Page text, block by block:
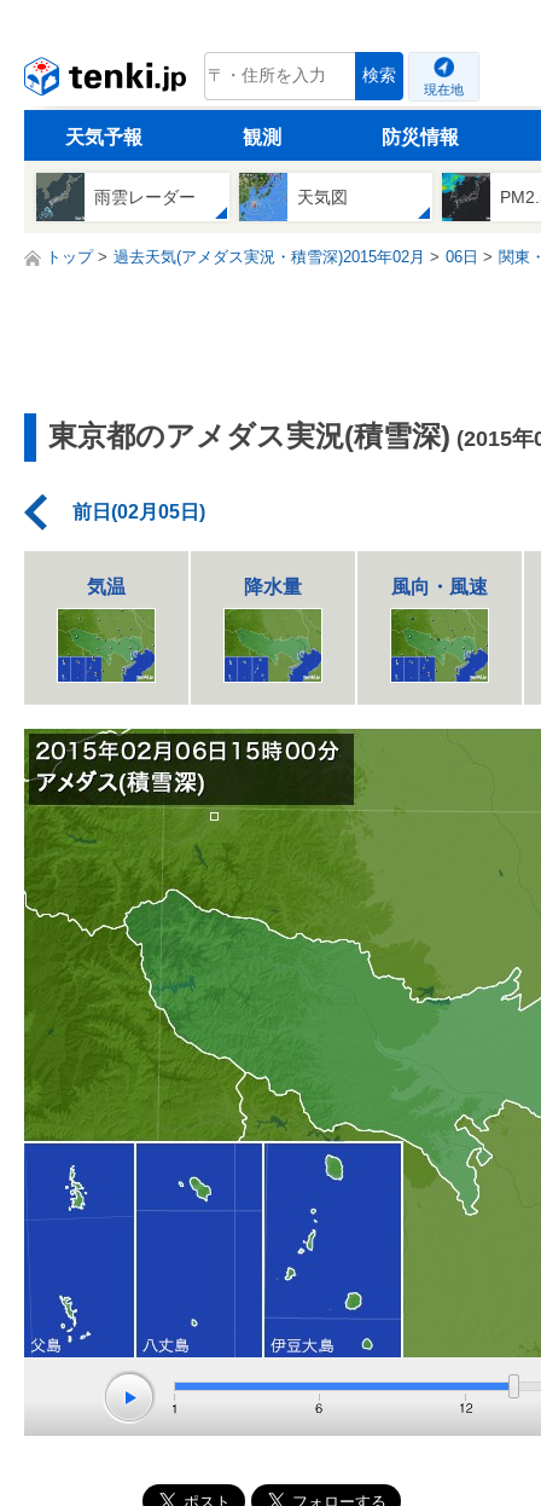
tenki.jp 検索
現在地
天気予報 観測 防災情報
雨雲レーダー 天気図
トップ 過去天気(アメダス実況・積雪深)2015年02月 06日 関東
東京都のアメダス実況(積雪深) (2015年
前日(02月05日)
気温 降水量 風向・風速